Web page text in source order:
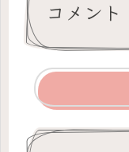
コメント